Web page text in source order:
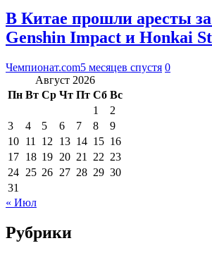
В Китае прошли аресты
Genshin Impact и Honkai
Чемпионат.com5 месяцев спустя 0
Август 2026
Пн Вт Ср Чт Пт Сб Вс
1
2
3
4 5 6 7 8
9
10 11 12 13 14 15 16
17 18 19 20 21 22 23
24 25 26 27 28 29 30
31
« Июл
Рубрики